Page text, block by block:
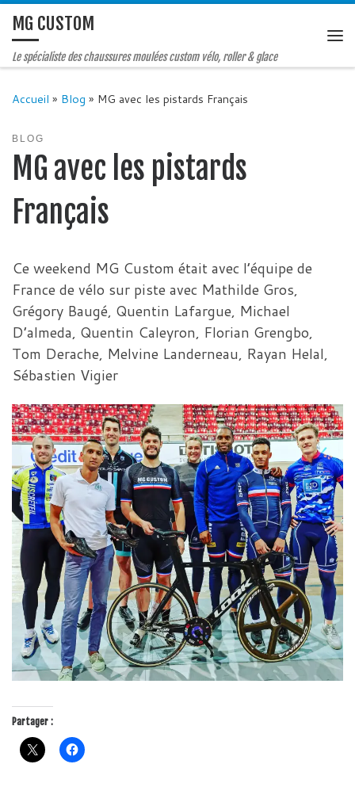
MG CUSTOM
Le spécialiste des chaussures moulées custom vélo, roller & glace
Accueil » Blog » MG avec les pistards Français
BLOG
MG avec les pistards
Français
Ce weekend MG Custom était avec l’équipe de
France de vélo sur piste avec Mathilde Gros,
Grégory Baugé, Quentin Lafargue, Michael
D’almeda, Quentin Caleyron, Florian Grengbo,
Tom Derache, Melvine Landerneau, Rayan Helal,
Sébastien Vigier
Partager :